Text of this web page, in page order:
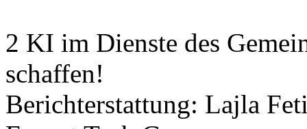
2 KI im Dienste des
schaffen!
Berichterstattung: Lajla